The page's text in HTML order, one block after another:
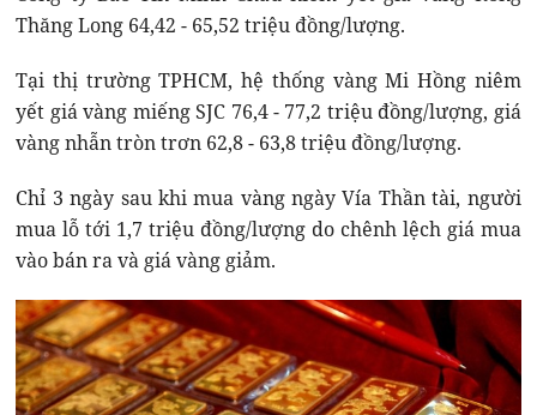
Thăng Long 64,42 - 65,52 triệu đồng/lượng.
Tại thị trường TPHCM, hệ thống vàng Mi Hồng niêm
yết giá vàng miếng SJC 76,4 - 77,2 triệu đồng/lượng, giá
vàng nhẫn tròn trơn 62,8 - 63,8 triệu đồng/lượng.
Chỉ 3 ngày sau khi mua vàng ngày Vía Thần tài, người
mua lỗ tới 1,7 triệu đồng/lượng do chênh lệch giá mua
vào bán ra và giá vàng giảm.